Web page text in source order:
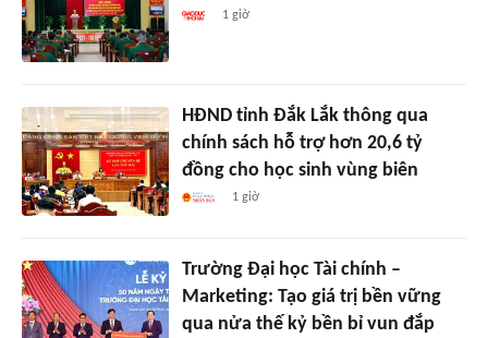
1 giờ
HĐND tỉnh Đắk Lắk thông qua
chính sách hỗ trợ hơn 20,6 tỷ
đồng cho học sinh vùng biên
1 giờ
Trường Đại học Tài chính –
Marketing: Tạo giá trị bền vững
qua nửa thế kỷ bền bỉ vun đắp